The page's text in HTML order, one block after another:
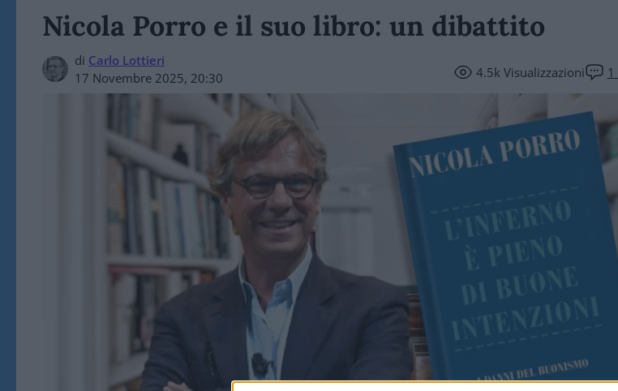
Nicola Porro e il suo libro: un dibattito
di Carlo Lottieri
17 Novembre 2025, 20:30
4.5kVisualizzazioni 1